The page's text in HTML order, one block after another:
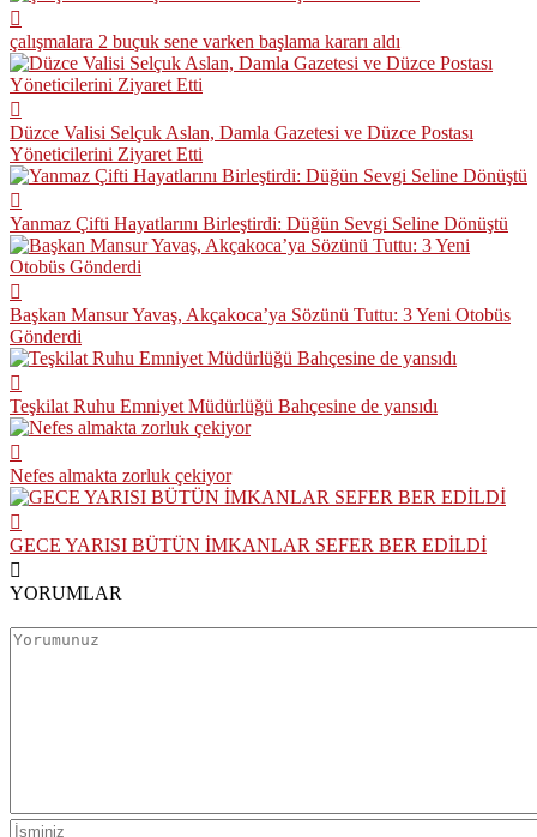
çalışmalara 2 buçuk sene varken başlama kararı aldı
Düzce Valisi Selçuk Aslan, Damla Gazetesi ve Düzce Postası
Yöneticilerini Ziyaret Etti
Yanmaz Çifti Hayatlarını Birleştirdi: Düğün Sevgi Seline Dönüştü
Başkan Mansur Yavaş, Akçakoca’ya Sözünü Tuttu: 3 Yeni Otobüs
Gönderdi
Teşkilat Ruhu Emniyet Müdürlüğü Bahçesine de yansıdı
Nefes almakta zorluk çekiyor
GECE YARISI BÜTÜN İMKANLAR SEFER BER EDİLDİ
YORUMLAR